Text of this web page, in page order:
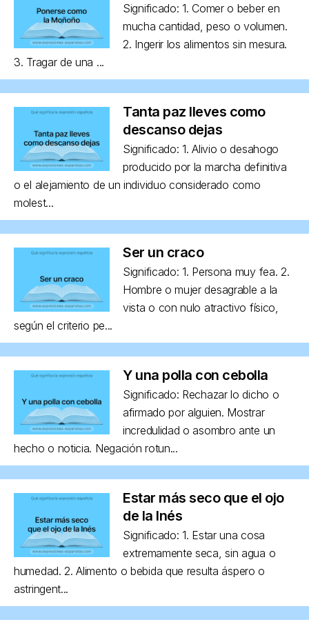
Significado: 1. Comer o beber en
mucha cantidad, peso o volumen.
2. Ingerir los alimentos sin mesura.
3. Tragar de una ...
Tanta paz lleves como
descanso dejas
Significado: 1. Alivio o desahogo
producido por la marcha definitiva
o el alejamiento de un individuo considerado como
molest...
Ser un craco
Significado: 1. Persona muy fea. 2.
Hombre o mujer desagrable a la
vista o con nulo atractivo físico,
según el criterio pe...
Y una polla con cebolla
Significado: Rechazar lo dicho o
afirmado por alguien. Mostrar
incredulidad o asombro ante un
hecho o noticia. Negación rotun...
Estar más seco que el ojo
de la Inés
Significado: 1. Estar una cosa
extremamente seca, sin agua o
humedad. 2. Alimento o bebida que resulta áspero o
astringent...